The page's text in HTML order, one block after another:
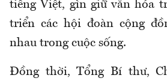
tiếng Việt, gìn giữ văn hóa
triển các hội đoàn cộng
nhau trong cuộc sống.
Đồng thời, Tổng Bí thư,